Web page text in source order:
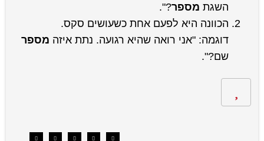
השגת מספר?".
הכוונה היא לפעם אחת כשעושים סקס.
דוגמה: "אני רואה שהיא רגועה. נתת איזה מספר
שם?".